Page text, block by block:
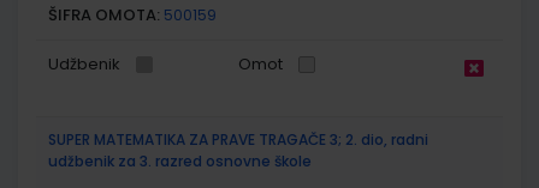
ŠIFRA OMOTA: 500159
Udžbenik Omot
SUPER MATEMATIKA ZA PRAVE TRAGAČE 3; 2. dio, radni
udžbenik za 3. razred osnovne škole